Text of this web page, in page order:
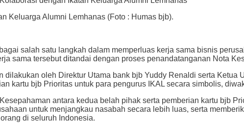
Keluarga Alumni Lemhanas (Foto : Humas bjb).
salah satu langkah dalam memperluas kerja sama bisnis
sama tersebut ditandai dengan proses penandatanganan Nota
dilakukan oleh Direktur Utama bank bjb Yuddy Renaldi serta
kartu bjb Prioritas untuk para pengurus IKAL secara simbolis,
antara kedua belah pihak serta pemberian kartu bjb
untuk menjangkau nasabah secara lebih luas, serta
di seluruh Indonesia.